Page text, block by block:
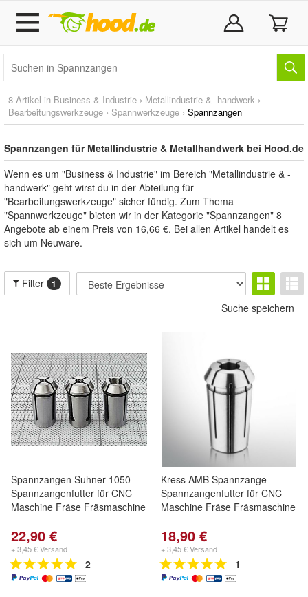
8 Artikel in Business & Industrie › Metallindustrie & -handwerk ›
Bearbeitungswerkzeuge › Spannwerkzeuge › Spannzangen
Spannzangen für Metallindustrie & Metallhandwerk bei Hood.de
Wenn es um "Business & Industrie" im Bereich "Metallindustrie & -
handwerk" geht wirst du in der Abteilung für
"Bearbeitungswerkzeuge" sicher fündig. Zum Thema
"Spannwerkzeuge" bieten wir in der Kategorie "Spannzangen" 8
Angebote ab einem Preis von 16,66 €. Bei allen Artikel handelt es
sich um Neuware.
Filter 1
Suche speichern
Spannzangen Suhner 1050
Spannzangenfutter für CNC
Maschine Fräse Fräsmaschine
22,90 €
+ 3,45 € Versand
2
Kress AMB Spannzange
Spannzangenfutter für CNC
Maschine Fräse Fräsmaschine
18,90 €
+ 3,45 € Versand
1